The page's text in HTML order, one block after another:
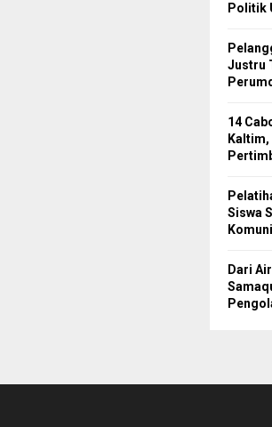
Politik
Justru
14
Siswa
Dari